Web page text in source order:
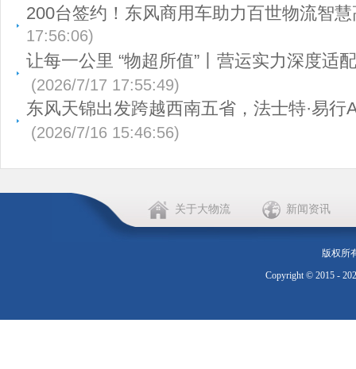
200台签约！东风商用车助力百世物流智
17:56:06)
让每一公里 “物超所值”丨营运实力深度适
(2026/7/17 17:55:49)
东风天锦出发跨越西南五省，法士特·易行
(2026/7/16 15:46:56)
关于大物流 新闻资讯
版权所
Copyright © 2015 -